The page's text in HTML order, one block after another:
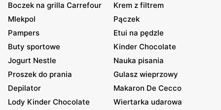
Boczek na grilla Carrefour
Krem z filtrem
Mlekpol
Pączek
Pampers
Etui na pędzle
Buty sportowe
Kinder Chocolate
Jogurt Nestle
Nauka pisania
Proszek do prania
Gulasz wieprzowy
Depilator
Makaron De Cecco
Lody Kinder Chocolate
Wiertarka udarowa